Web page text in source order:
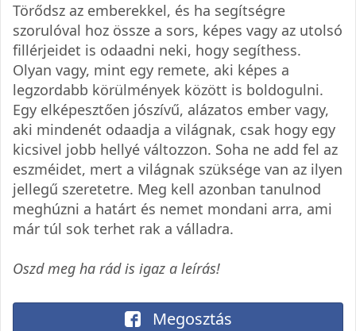
Törődsz az emberekkel, és ha segítségre
szorulóval hoz össze a sors, képes vagy az utolsó
fillérjeidet is odaadni neki, hogy segíthess.
Olyan vagy, mint egy remete, aki képes a
legzordabb körülmények között is boldogulni.
Egy elképesztően jószívű, alázatos ember vagy,
aki mindenét odaadja a világnak, csak hogy egy
kicsivel jobb hellyé változzon. Soha ne add fel az
eszméidet, mert a világnak szüksége van az ilyen
jellegű szeretetre. Meg kell azonban tanulnod
meghúzni a határt és nemet mondani arra, ami
már túl sok terhet rak a válladra.
Oszd meg ha rád is igaz a leírás!
Megosztás